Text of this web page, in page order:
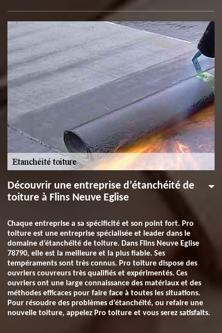
Découvrir une entreprise d’étanchéité de
toiture à Flins Neuve Eglise
Chaque entreprise a sa spécificité et son point fort. Pro
toiture est une entreprise spécialisée et leader dans le
domaine d’étanchéité de toiture. Dans Flins Neuve Eglise
78790, elle est la meilleure et la plus fiable. Ses
tempéraments sont très connus. Pro toiture dispose des
ouvriers couvreurs très qualifiés et expérimentés. Ces
ouvriers ont une large connaissance des matériaux et des
méthodes efficaces pour faire face à toutes les situations.
Pour résoudre des problèmes d’étanchéité, ou refaire une
nouvelle toiture, appelez Pro toiture et vous serez satisfaits.